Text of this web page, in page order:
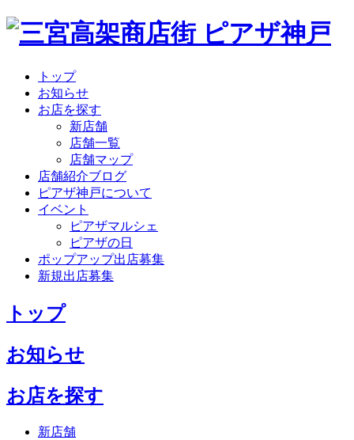
トップ
お知らせ
お店を探す
新店舗
店舗一覧
店舗マップ
店舗紹介ブログ
ピアザ神戸について
イベント
ピアザマルシェ
ピアザの日
ポップアップ出店募集
新規出店募集
トップ
お知らせ
お店を探す
新店舗